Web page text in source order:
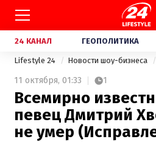
24 КАНАЛ ГЕОПОЛИТИКА
Lifestyle 24 Новости шоу-бизнеса
11 октября, 01:33 1
Всемирно
певец Дмитрий
не умер